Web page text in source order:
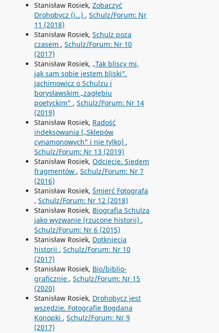
Stanisław Rosiek, Zobaczyć
Drohobycz (i…) , Schulz/Forum: Nr
11 (2018)
Stanisław Rosiek, Schulz poza
czasem , Schulz/Forum: Nr 10
(2017)
Stanisław Rosiek, „Tak bliscy mi,
jak sam sobie jestem bliski”.
Jachimowicz o Schulzu i
borysławskim „zagłębiu
poetyckim” , Schulz/Forum: Nr 14
(2019)
Stanisław Rosiek, Radość
indeksowania („Sklepów
cynamonowych" i nie tylko) ,
Schulz/Forum: Nr 13 (2019)
Stanisław Rosiek, Odcięcie. Siedem
fragmentów , Schulz/Forum: Nr 7
(2016)
Stanisław Rosiek, Śmierć Fotografa
, Schulz/Forum: Nr 12 (2018)
Stanisław Rosiek, Biografia Schulza
jako wyzwanie (rzucone historii) ,
Schulz/Forum: Nr 6 (2015)
Stanisław Rosiek, Dotknięcia
historii , Schulz/Forum: Nr 10
(2017)
Stanisław Rosiek, Bio/biblio-
graficznie , Schulz/Forum: Nr 15
(2020)
Stanisław Rosiek, Drohobycz jest
wszędzie. Fotografie Bogdana
Konopki , Schulz/Forum: Nr 9
(2017)